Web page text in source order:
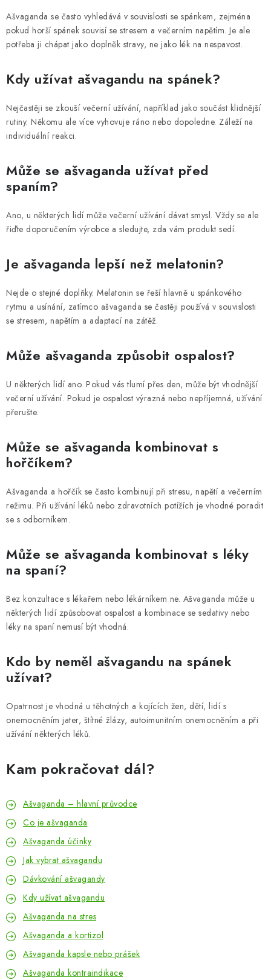
Ašvaganda se často vyhledává v souvislosti se spánkem, zejména
pokud horší spánek souvisí se stresem a večerním napětím. Je ale
potřeba ji chápat jako doplněk stravy, ne jako lék na nespavost.
Kdy užívat ašvagandu na spánek?
Nejčastěji se zkouší večerní užívání, například jako součást klidnější
rutiny. Někomu ale více vyhovuje ráno nebo dopoledne. Záleží na
individuální reakci.
Může se ašvaganda užívat před
spaním?
Ano, u některých lidí může večerní užívání dávat smysl. Vždy se ale
řiďte doporučením výrobce a sledujte, zda vám produkt sedí.
Je ašvaganda lepší než melatonin?
Nejde o stejné doplňky. Melatonin se řeší hlavně u spánkového
rytmu a usínání, zatímco ašvaganda se častěji používá v souvislosti
se stresem, napětím a adaptací na zátěž.
Může ašvaganda způsobit ospalost?
U některých lidí ano. Pokud vás tlumí přes den, může být vhodnější
večerní užívání. Pokud je ospalost výrazná nebo nepříjemná, užívání
přerušte.
Může se ašvaganda kombinovat s
hořčíkem?
Ašvaganda a hořčík se často kombinují při stresu, napětí a večerním
režimu. Při užívání léků nebo zdravotních potížích je vhodné poradit
se s odborníkem.
Může se ašvaganda kombinovat s léky
na spaní?
Bez konzultace s lékařem nebo lékárníkem ne. Ašvaganda může u
některých lidí způsobovat ospalost a kombinace se sedativy nebo
léky na spaní nemusí být vhodná.
Kdo by neměl ašvagandu na spánek
užívat?
Opatrnost je vhodná u těhotných a kojících žen, dětí, lidí s
onemocněním jater, štítné žlázy, autoimunitním onemocněním a při
užívání některých léků.
Kam pokračovat dál?
Ašvaganda – hlavní průvodce
Co je ašvaganda
Ašvaganda účinky
Jak vybrat ašvagandu
Dávkování ašvagandy
Kdy užívat ašvagandu
Ašvaganda na stres
Ašvaganda a kortizol
Ašvaganda kapsle nebo prášek
Ašvaganda kontraindikace